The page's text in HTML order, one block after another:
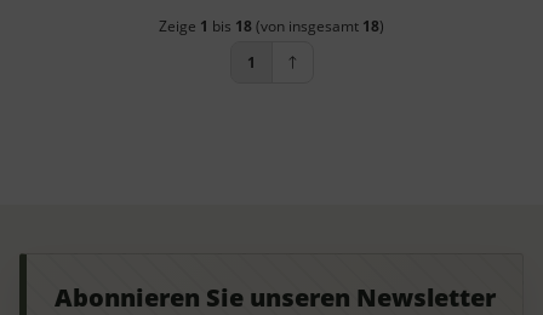
Zeige 1 bis 18(von insgesamt 18)
1
Abonnieren Sie unseren Newsletter